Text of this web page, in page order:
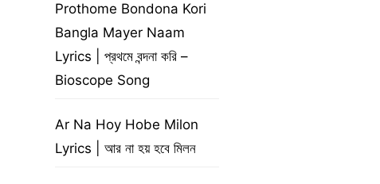
Prothome Bondona Kori
Bangla Mayer Naam
Lyrics | প্রথমে বন্দনা করি –
Bioscope Song
Ar Na Hoy Hobe Milon
Lyrics | আর না হয় হবে মিলন